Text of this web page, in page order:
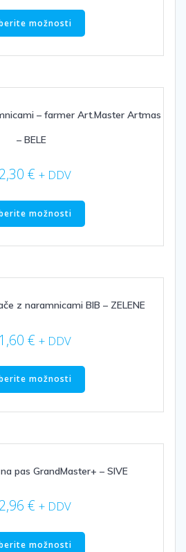
možnosti
Ta
ima
več
Možnosti
izberete
– farmer Art.Master Artmas
– BELE
€ + DDV
možnosti
Ta
ima
več
Možnosti
izberete
z naramnicami BIB – ZELENE
€ + DDV
možnosti
Ta
ima
več
Možnosti
izberete
pas GrandMaster+ – SIVE
€ + DDV
možnosti